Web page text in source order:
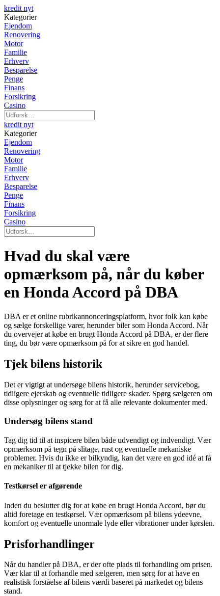
kredit nyt
Kategorier
Ejendom
Renovering
Motor
Familie
Erhverv
Besparelse
Penge
Finans
Forsikring
Casino
kredit nyt
Kategorier
Ejendom
Renovering
Motor
Familie
Erhverv
Besparelse
Penge
Finans
Forsikring
Casino
Hvad du skal være
opmærksom på, når du køber
en Honda Accord på DBA
DBA er et online rubrikannonceringsplatform, hvor folk kan købe
og sælge forskellige varer, herunder biler som Honda Accord. Når
du overvejer at købe en brugt Honda Accord på DBA, er der flere
ting, du bør være opmærksom på for at sikre en god handel.
Tjek bilens historik
Det er vigtigt at undersøge bilens historik, herunder servicebog,
tidligere ejerskab og eventuelle tidligere skader. Spørg sælgeren om
disse oplysninger og sørg for at få alle relevante dokumenter med.
Undersøg bilens stand
Tag dig tid til at inspicere bilen både udvendigt og indvendigt. Vær
opmærksom på tegn på slitage, rust og eventuelle mekaniske
problemer. Hvis du ikke er bilkyndig, kan det være en god idé at få
en mekaniker til at tjekke bilen for dig.
Testkørsel er afgørende
Inden du beslutter dig for at købe en brugt Honda Accord, bør du
altid foretage en testkørsel. Vær opmærksom på bilens ydeevne,
komfort og eventuelle unormale lyde eller vibrationer under kørslen.
Prisforhandlinger
Når du handler på DBA, er der ofte plads til forhandling om prisen.
Vær klar til at forhandle med sælgeren, men sørg for at have en
realistisk forståelse af bilens værdi baseret på markedet og bilens
stand.